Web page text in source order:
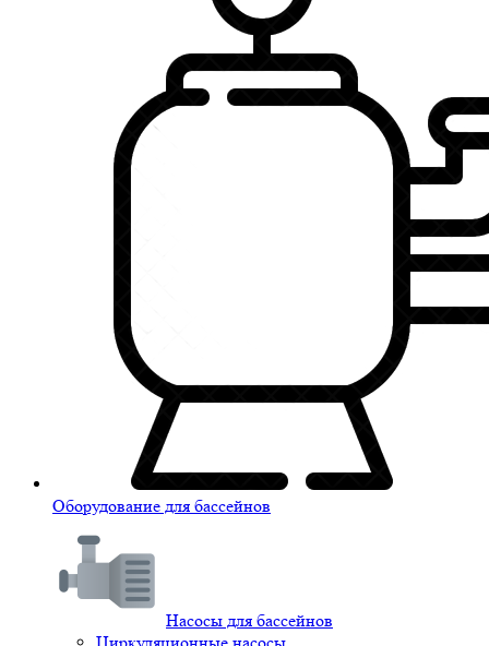
Оборудование для бассейнов
Насосы для бассейнов